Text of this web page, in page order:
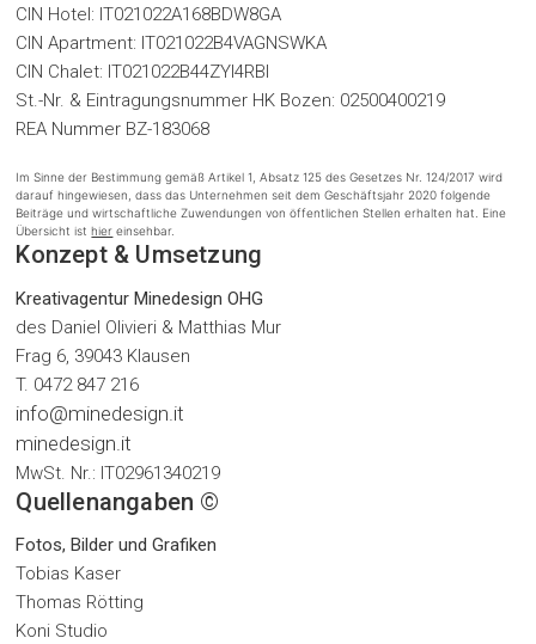
CIN Hotel: IT021022A168BDW8GA
CIN Apartment: IT021022B4VAGNSWKA
CIN Chalet: IT021022B44ZYI4RBI
St.-Nr. & Eintragungsnummer HK Bozen: 02500400219
REA Nummer BZ-183068
Im Sinne der Bestimmung gemäß Artikel 1, Absatz 125 des Gesetzes Nr. 124/2017 wird
darauf hingewiesen, dass das Unternehmen seit dem Geschäftsjahr 2020 folgende
Beiträge und wirtschaftliche Zuwendungen von öffentlichen Stellen erhalten hat. Eine
Übersicht isthier einsehbar.
Konzept & Umsetzung
Kreativagentur Minedesign OHG
des Daniel Olivieri & Matthias Mur
Frag 6, 39043 Klausen
T. 0472 847 216
info@minedesign.it
minedesign.it
MwSt. Nr.: IT02961340219
Quellenangaben ©
Fotos, Bilder und Grafiken
Tobias Kaser
Thomas Rötting
Koni Studio